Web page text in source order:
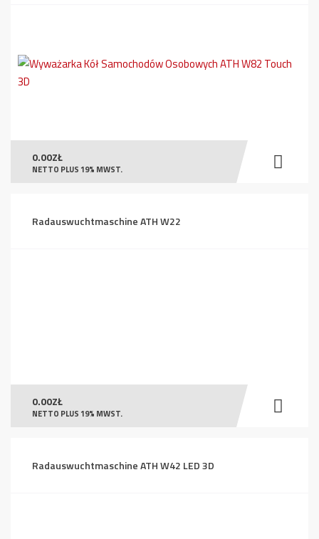
0.00ZŁ
NETTO PLUS 19% MWST.
Radauswuchtmaschine ATH W22
0.00ZŁ
NETTO PLUS 19% MWST.
Radauswuchtmaschine ATH W42 LED 3D